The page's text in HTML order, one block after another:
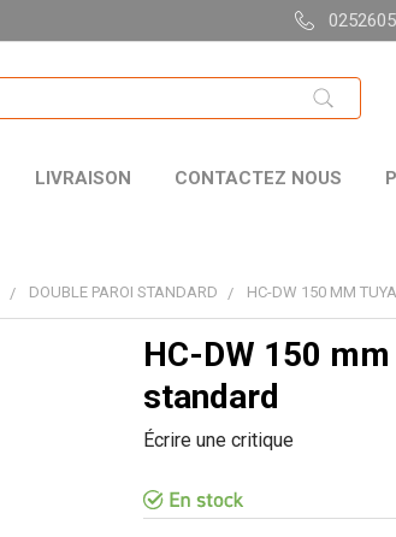
LIVRAISON CONTACTEZ NOUS
DOUBLE PAROI STANDARD HC-DW 150 MM
HC-DW 150
standard
Écrire une critique